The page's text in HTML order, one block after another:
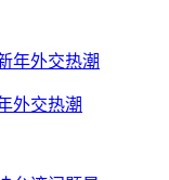
外交热潮